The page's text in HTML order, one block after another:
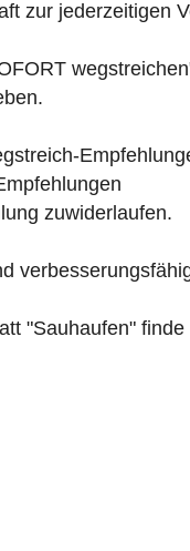
zur jederzeitigen
zuwiderlaufen.
"Sauhaufen"